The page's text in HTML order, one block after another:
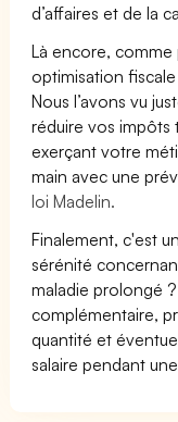
d’affaires et de la
Là encore, comme
optimisation
Nous l’avons vu
réduire vos impôts
exerçant votre
main avec une
loi Madelin.
Finalement, c'est
sérénité
maladie prolongé
complémentaire,
quantité et
salaire pendant